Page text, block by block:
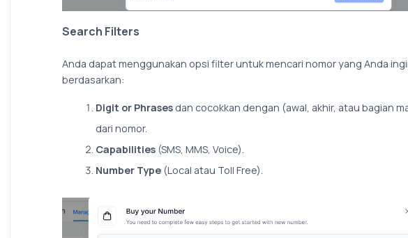
Search Filters
Anda dapat menggunakan opsi filter untuk mencari nomor yang Anda
berdasarkan:
Digit or Phrasesdan cocokkan dengan (awal, akhir, atau bagian
dari nomor.
Capabilities(SMS, MMS, Voice).
Number Type(Local atau Toll Free).